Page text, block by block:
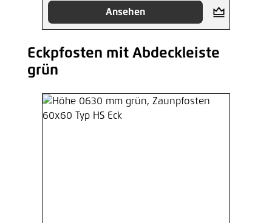
Ansehen
Produktgalerie überspringen
Eckpfosten mit Abdeckleiste
grün